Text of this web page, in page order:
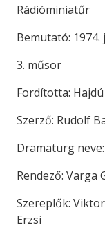
Rádióminiatűr
Bemutató: 1974.
3. műsor
Fordította:
Szerző: Rudolf
Dramaturg
Rendező: Varga
Szereplők:
Erzsi